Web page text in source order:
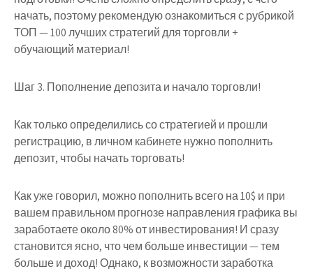
начать, поэтому рекомендую ознакомиться с рубрикой
ТОП — 100 лучших стратегий для торговли +
обучающий материал!
Шаг 3. Пополнение депозита и начало торговли!
Как только определились со стратегией и прошли
регистрацию, в личном кабинете нужно пополнить
депозит, чтобы начать торговать!
Как уже говорил, можно пополнить всего на 10$ и при
вашем правильном прогнозе направления графика вы
заработаете около 80% от инвестирования! И сразу
становится ясно, что чем больше инвестиции — тем
больше и доход! Однако, к возможности заработка